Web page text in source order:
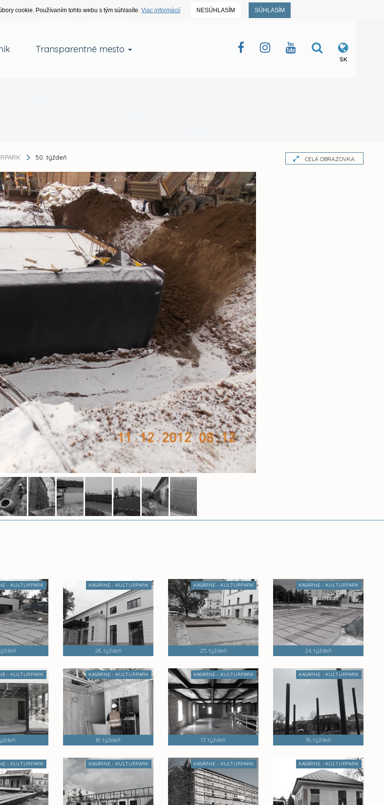
cookie. Používaním tohto webu s tým súhlasíte. Viac informácií NESÚHLASÍM SÚHLASÍM
Transparentné mesto
SK
50. týždeň CELÁ OBRAZOVKA
- KULTURPARK KASÁRNE - KULTURPARK
26. týždeň
KASÁRNE - KULTURPARK
25. týždeň
KASÁRNE - KULTURPARK
24. týždeň
- KULTURPARK KASÁRNE - KULTURPARK
18. týždeň
KASÁRNE - KULTURPARK
17. týždeň
KASÁRNE - KULTURPARK
16. týždeň
- KULTURPARK KASÁRNE - KULTURPARK KASÁRNE - KULTURPARK KASÁRNE - KULTURPARK